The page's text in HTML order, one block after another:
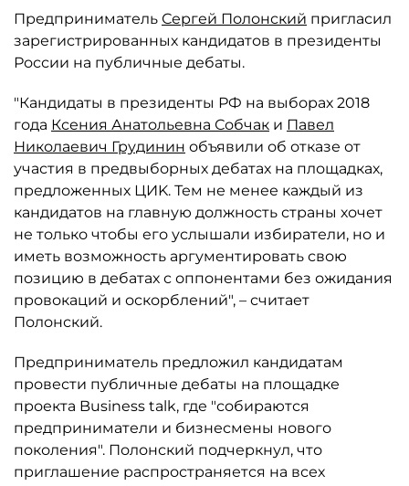
Предприниматель Сергей Полонский пригласил
зарегистрированных кандидатов в президенты
России на публичные дебаты.
"Кандидаты в президенты РФ на выборах 2018
года Ксения Анатольевна Собчак и Павел
Николаевич Грудинин объявили об отказе от
участия в предвыборных дебатах на площадках,
предложенных ЦИK. Тем не менее каждый из
кандидатов на главную должность страны хочет
не только чтобы его услышали избиратели, но и
иметь возможность аргументировать свою
позицию в дебатах с оппонентами без ожидания
провокаций и оскорблений", – считает
Полонский.
Предприниматель предложил кандидатам
провести публичные дебаты на площадке
проекта Business talk, где "собираются
предприниматели и бизнесмены нового
поколения". Полонский подчеркнул, что
приглашение распространяется на всех